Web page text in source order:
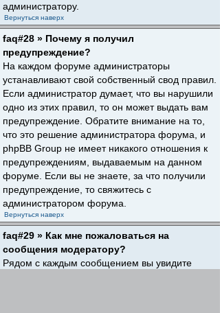
администратору.
Вернуться наверх
faq#28 » Почему я получил
предупреждение?
На каждом форуме администраторы
устанавливают свой собственный свод правил.
Если администратор думает, что вы нарушили
одно из этих правил, то он может выдать вам
предупреждение. Обратите внимание на то,
что это решение администратора форума, и
phpBB Group не имеет никакого отношения к
предупреждениям, выдаваемым на данном
форуме. Если вы не знаете, за что получили
предупреждение, то свяжитесь с
администратором форума.
Вернуться наверх
faq#29 » Как мне пожаловаться на
сообщения модератору?
Рядом с каждым сообщением вы увидите